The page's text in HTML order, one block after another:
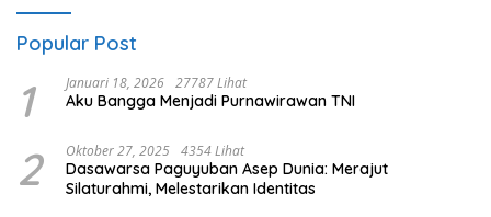
Popular Post
1 Januari 18, 2026 27787 Lihat
Aku Bangga Menjadi Purnawirawan TNI
2 Oktober 27, 2025 4354 Lihat
Dasawarsa Paguyuban Asep Dunia: Merajut
Silaturahmi, Melestarikan Identitas